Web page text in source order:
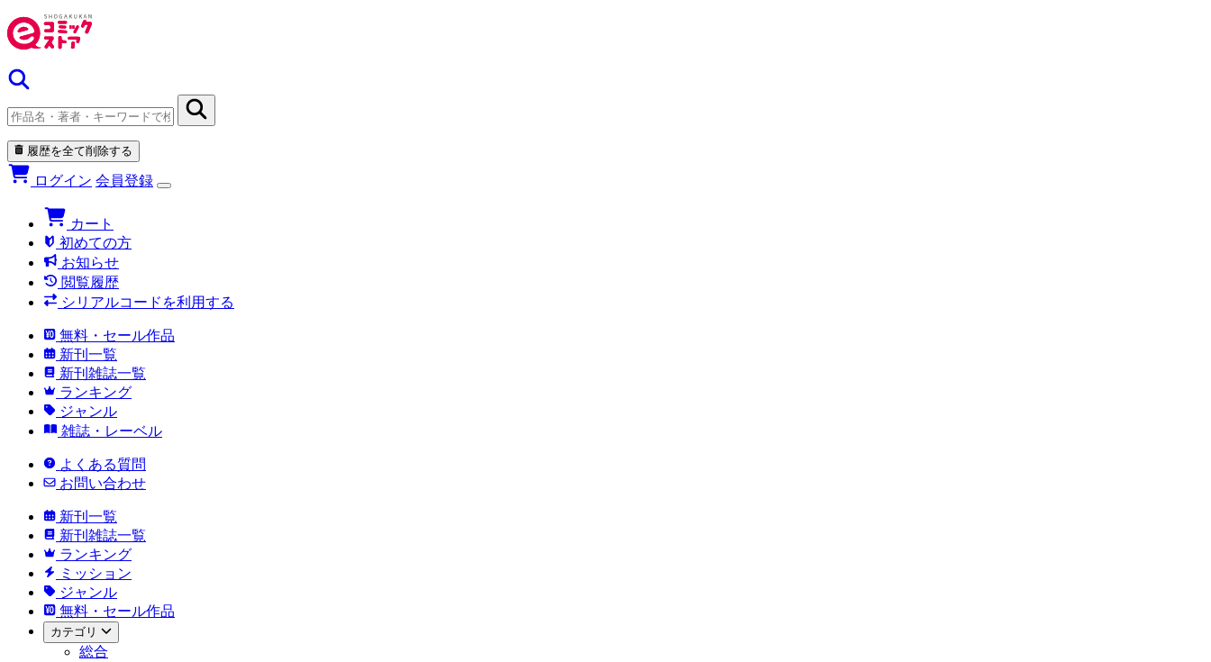
履歴を全て削除する
ログイン 会員登録
カート
初めての方
お知らせ
閲覧履歴
シリアルコードを利用する
無料・セール作品
新刊一覧
新刊雑誌一覧
ランキング
ジャンル
雑誌・レーベル
よくある質問
お問い合わせ
新刊一覧
新刊雑誌一覧
ランキング
ミッション
ジャンル
無料・セール作品
カテゴリ
総合